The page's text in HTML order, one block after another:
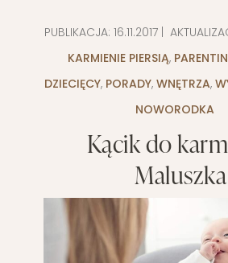
PUBLIKACJA: 16.11.2017|
KARMIENIE PIERSIĄ,
DZIECIĘCY, PORADY, WNĘTRZA,
NOWORODKA
Kącik do
Maluszka